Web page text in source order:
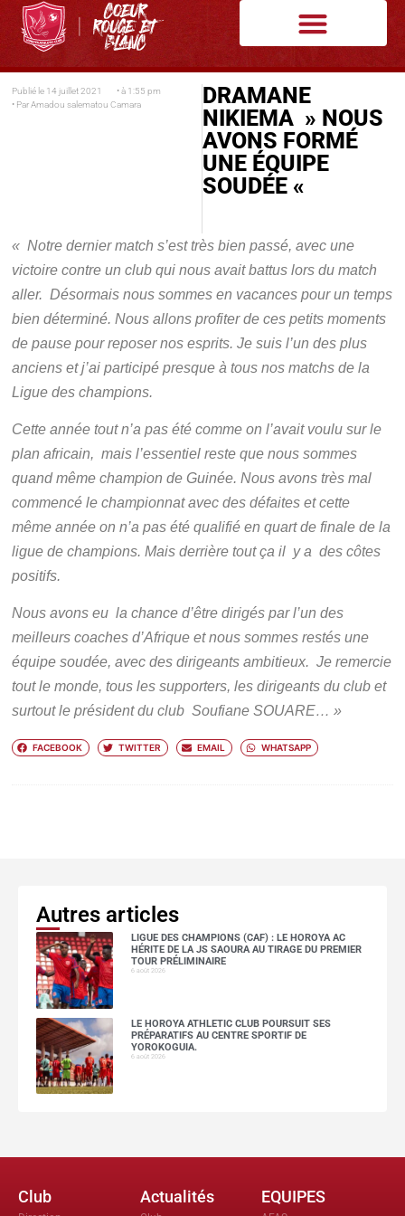
Publié le 14 juillet 2021 • à 1:55 pm
• ParAmadou salematou Camara
DRAMANE
NIKIEMA » NOUS
AVONS FORMÉ
UNE ÉQUIPE
SOUDÉE «
« Notre dernier match s’est très bien passé, avec une
victoire contre un club qui nous avait battus lors du match
aller. Désormais nous sommes en vacances pour un temps
bien déterminé. Nous allons profiter de ces petits moments
de pause pour reposer nos esprits. Je suis l’un des plus
anciens et j’ai participé presque à tous nos matchs de la
Ligue des champions.
Cette année tout n’a pas été comme on l’avait voulu sur le
plan africain, mais l’essentiel reste que nous sommes
quand même champion de Guinée. Nous avons très mal
commencé le championnat avec des défaites et cette
même année on n’a pas été qualifié en quart de finale de la
ligue de champions. Mais derrière tout ça il y a des côtes
positifs.
Nous avons eu la chance d’être dirigés par l’un des
meilleurs coaches d’Afrique et nous sommes restés une
équipe soudée, avec des dirigeants ambitieux. Je remercie
tout le monde, tous les supporters, les dirigeants du club et
surtout le président du club Soufiane SOUARE… »
FACEBOOK TWITTER EMAIL WHATSAPP
Autres articles
LIGUE DES CHAMPIONS (CAF) : LE HOROYA AC
HÉRITE DE LA JS SAOURA AU TIRAGE DU PREMIER
TOUR PRÉLIMINAIRE
6 août 2026
LE HOROYA ATHLETIC CLUB POURSUIT SES
PRÉPARATIFS AU CENTRE SPORTIF DE
YOROKOGUIA.
6 août 2026
Club Actualités EQUIPES